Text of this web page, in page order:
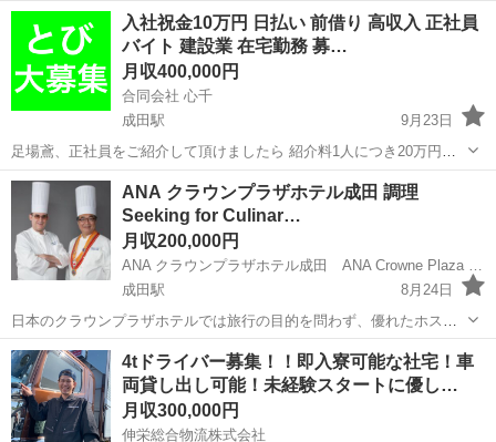
募集!!
千葉 成田市 成田駅 インストラクター
入社祝金10万円 日払い 前借り 高収入 正社員
バイト 建設業 在宅勤務 募…
月収400,000円
合同会社 心千
成田駅
9月23日
足場鳶、正社員をご紹介して頂けましたら 紹介料1人につき20万円お
支払いできますので ご紹介もお待ちしております✨✨ ○正社員（18歳
以上男性 未経験大歓迎 他不問） ○週1からのアルバイト（18歳〜22
歳まで） ○在宅ワ...
千葉 富里市 成田駅 業務
ANA クラウンプラザホテル成田 調理
Seeking for Culinar…
月収200,000円
ANA クラウンプラザホテル成田 ANA Crowne Plaza Hotel Narita
成田駅
8月24日
日本のクラウンプラザホテルでは旅行の目的を問わず、優れたホスピ
タリティとサービスを求めるお客様を歓迎しています。 ANAクラウン
プラザホテル成田は、空港に近いロケーションであり、ビジネスのお
客様も多く、また、近隣には参拝者...
千葉 成田市 成田駅 調理師
4tドライバー募集！！即入寮可能な社宅！車
両貸し出し可能！未経験スタートに優し…
月収300,000円
伸栄総合物流株式会社